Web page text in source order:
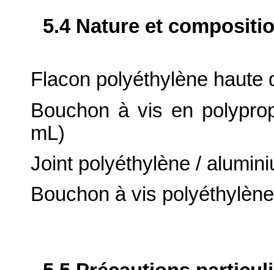
5.4 Nature et
Flacon polyéthylène haute
Bouchon à vis en
mL)
Joint polyéthylène /
Bouchon à vis